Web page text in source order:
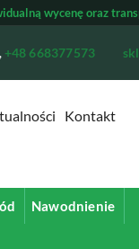
wycenę oraz
, +48 668377573
Kontakt
Nawodnienie